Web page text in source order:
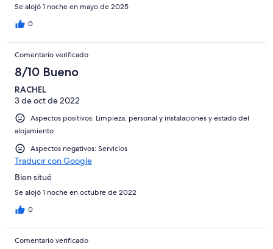
Se alojó 1 noche en mayo de 2025
0
Comentario verificado
8/10 Bueno
RACHEL
3 de oct de 2022
Aspectos positivos: Limpieza, personal y instalaciones y estado del
alojamiento
Aspectos negativos: Servicios
Traducir con Google
Bien situé
Se alojó 1 noche en octubre de 2022
0
Comentario verificado